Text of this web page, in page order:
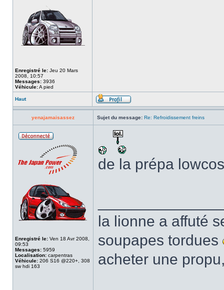
Enregistré le: Jeu 20 Mars
2008, 10:57
Messages: 3936
Véhicule:A pied
Haut
yenajamaisassez Sujet du message: Re: Refroidissement freins
Enregistré le: Ven 18 Avr 2008,
09:53
Messages: 5959
Localisation: carpentras
Véhicule: 206 S16 @220+, 308
sw hdi 163
de la prépa
la lionne a affuté
soupapes tordues
acheter une